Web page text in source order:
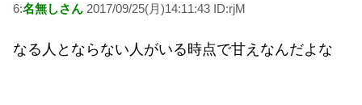
6:名無しさん 2017/09/25(月)14:11:43 ID:rjM
なる人とならない人がいる時点で甘えなんだよな